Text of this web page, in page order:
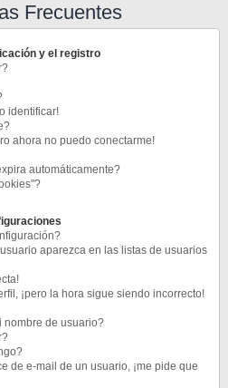
Frecuentes
y el registro
identificar!
ahora no puedo conectarme!
automáticamente?
aparezca en las listas de usuarios
¡pero la hora sigue siendo incorrecto!
nombre de usuario?
de e-mail de un usuario, ¡me pide que